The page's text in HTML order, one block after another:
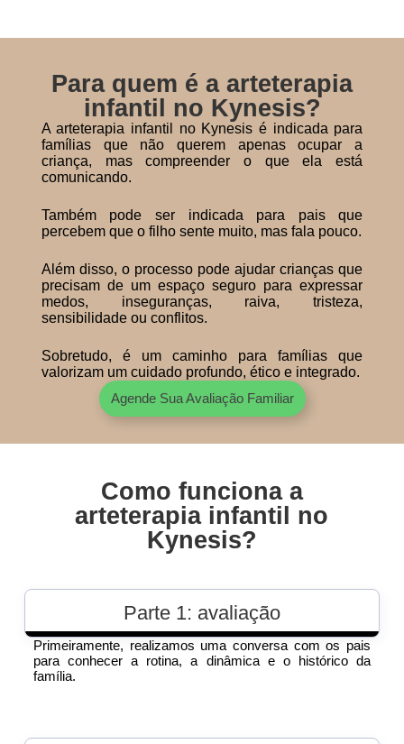
Para quem é a arteterapia
infantil no Kynesis?
A arteterapia infantil no Kynesis é indicada para
famílias que não querem apenas ocupar a
criança, mas compreender o que ela está
comunicando.
Também pode ser indicada para pais que
percebem que o filho sente muito, mas fala pouco.
Além disso, o processo pode ajudar crianças que
precisam de um espaço seguro para expressar
medos, inseguranças, raiva, tristeza,
sensibilidade ou conflitos.
Sobretudo, é um caminho para famílias que
valorizam um cuidado profundo, ético e integrado.
Agende Sua Avaliação Familiar
Como funciona a
arteterapia infantil no
Kynesis?
Parte 1: avaliação
Primeiramente, realizamos uma conversa com os pais
para conhecer a rotina, a dinâmica e o histórico da
família.